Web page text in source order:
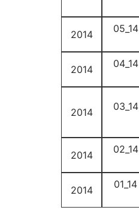
2014 05_14
2014 04_14
2014 03_14
2014 02_14
2014 01_14